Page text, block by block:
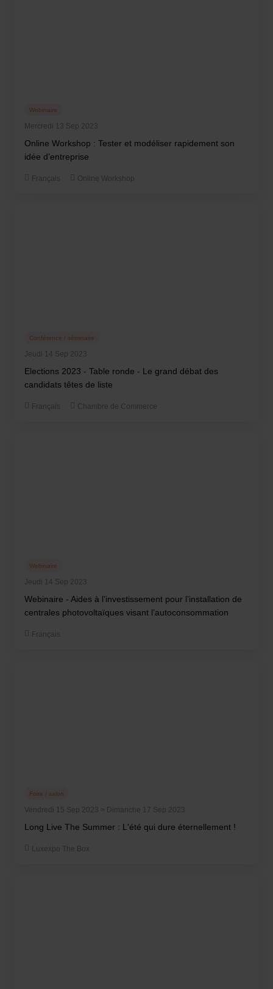
Mercredi 13 Sep 2023
Webinaire
Online Workshop : Tester et modéliser rapidement son
idée d’entreprise
Français Online Workshop
Jeudi 14 Sep 2023
Conférence / séminaire
Elections 2023 - Table ronde - Le grand débat des
candidats têtes de liste
Français Chambre de Commerce
Jeudi 14 Sep 2023
Webinaire
Webinaire - Aides à l’investissement pour l’installation de
centrales photovoltaïques visant l’autoconsommation
Français
Vendredi 15 Sep 2023 > Dimanche 17 Sep 2023
Foire / salon
Long Live The Summer : L'été qui dure éternellement !
Luxexpo The Box